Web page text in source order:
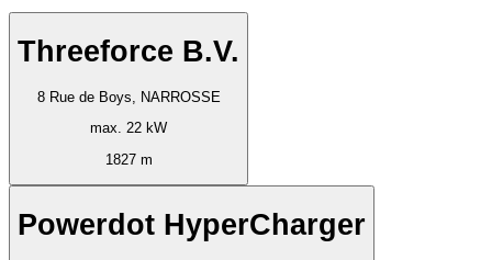
Threeforce B.V.
8 Rue de Boys, NARROSSE
max. 22 kW
1827 m
Powerdot HyperCharger